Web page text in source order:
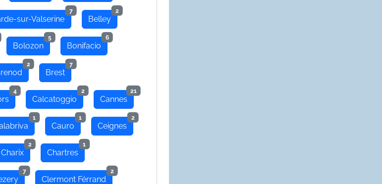
sur-Valserine
7
Belley
2
Bolozon
5
Bonifacio
6
2
Brest
7
4
Calcatoggio
2
Cannes
21
1
Cauro
1
Ceignes
2
Charix
2
Chartres
1
7
Clermont Férrand
2